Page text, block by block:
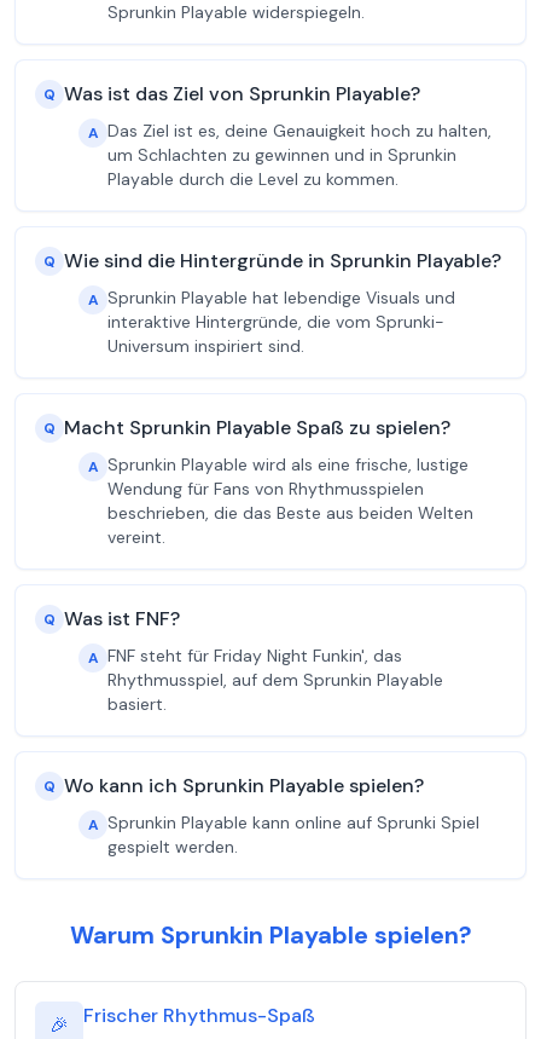
Sprunkin Playable widerspiegeln.
Q Was ist das Ziel von Sprunkin Playable?
A Das Ziel ist es, deine Genauigkeit hoch zu halten,
um Schlachten zu gewinnen und in Sprunkin
Playable durch die Level zu kommen.
Q Wie sind die Hintergründe in Sprunkin Playable?
A Sprunkin Playable hat lebendige Visuals und
interaktive Hintergründe, die vom Sprunki-
Universum inspiriert sind.
Q Macht Sprunkin Playable Spaß zu spielen?
A Sprunkin Playable wird als eine frische, lustige
Wendung für Fans von Rhythmusspielen
beschrieben, die das Beste aus beiden Welten
vereint.
Q Was ist FNF?
A FNF steht für Friday Night Funkin', das
Rhythmusspiel, auf dem Sprunkin Playable
basiert.
Q Wo kann ich Sprunkin Playable spielen?
A Sprunkin Playable kann online auf Sprunki Spiel
gespielt werden.
Warum Sprunkin Playable spielen?
🎉 Frischer Rhythmus-Spaß